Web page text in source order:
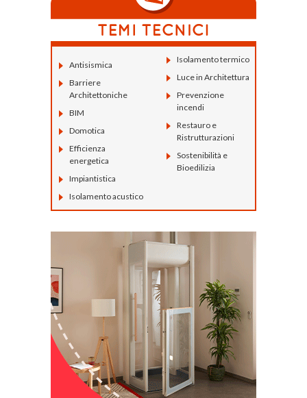
Antisismica
Barriere
Architettoniche
BIM
Domotica
Efficienza
energetica
Impiantistica
Isolamento acustico
Isolamento termico
Luce in Architettura
Prevenzione
incendi
Restauro e
Ristrutturazioni
Sostenibilità e
Bioedilizia